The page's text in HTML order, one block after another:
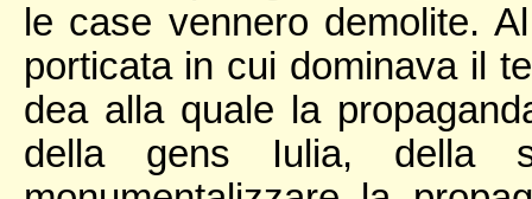
le case vennero demolite.
porticata in cui dominava il
dea alla quale la
della gens Iulia, della